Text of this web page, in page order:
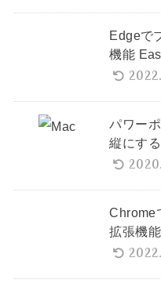
Edgeで
機能
パワー
縦にす
Chrome
拡張機